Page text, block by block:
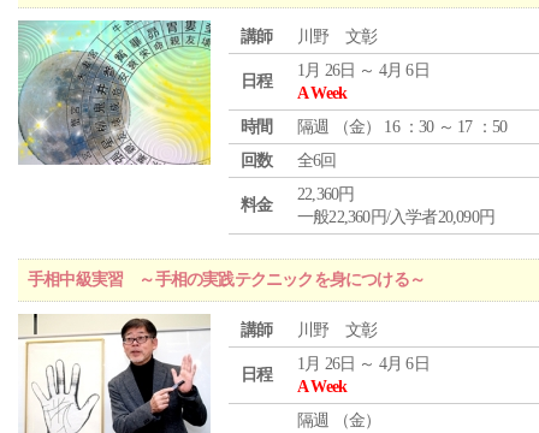
講師 川野 文彰
日程
1月 26日 ～ 4月 6日
A Week
時間
隔週 （金） 16 ：30 ～ 17 ：50
回数
全6回
料金
22,360円
一般22,360円/入学者20,090円
手相中級実習 ～手相の実践テクニックを身につける～
講師 川野 文彰
日程
1月 26日 ～ 4月 6日
A Week
隔週 （金）